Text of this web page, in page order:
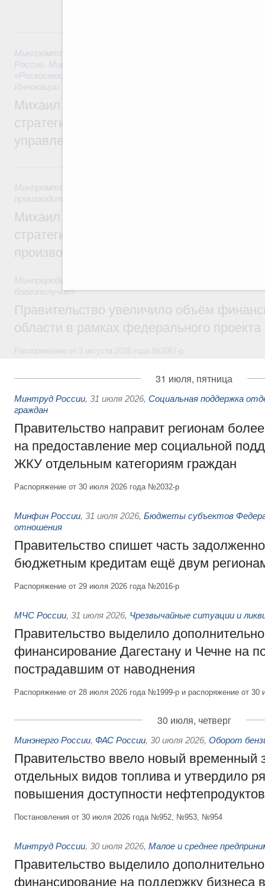
Минпромторг России
России Минсельхоз России
«Роскосмос»
Инновации
Михаил Мишустин дал поручения по
стратегической сессии о
управления научно-технологическим
Минпромторг России
производительности труда и поддержки занятости
Михаил Мишустин дал поручения по
стратегической сессии, посвящённой
производительности труда
Минприроды России
благополучие»
Правительство увеличило объём
области в рамках федерального
31 июля, пятница
Минтруд России, 31 июля 2026, Социальная поддержка
граждан
Правительство направит регионам
на предоставление мер социальной
ЖКУ отдельным категориям граждан
Распоряжение от 30 июля 2026 года №2032-р
Минфин России, 31 июля 2026, Бюджеты субъектов
отношения
Правительство спишет часть
бюджетным кредитам ещё двум
Распоряжение от 29 июля 2026 года №2016-р
МЧС России, 31 июля 2026, Чрезвычайные ситуации и
Правительство выделило
финансирование Дагестану и Чечне на
пострадавшим от наводнения
Распоряжение от 28 июля 2026 года №1999-р и распоряжение от
30 июля, четверг
Минэнерго России, ФАС России, 30 июля 2026, Оборот
Правительство ввело новый временный
отдельных видов топлива и утвердило
повышения доступности нефтепродуктов
Постановления от 30 июля 2026 года №952, №953, №954
Минтруд России, 30 июля 2026, Малое и среднее
Правительство выделило
финансирование на поддержку бизнеса